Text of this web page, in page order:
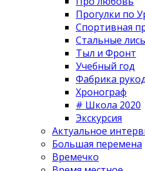
Прогулки по
Спортивная
Стальные
Тыл и Фронт
Учебный год
Фабрика
Хронограф
# Школа 2020
Экскурсия
Актуальное
Большая перемена
Времечко